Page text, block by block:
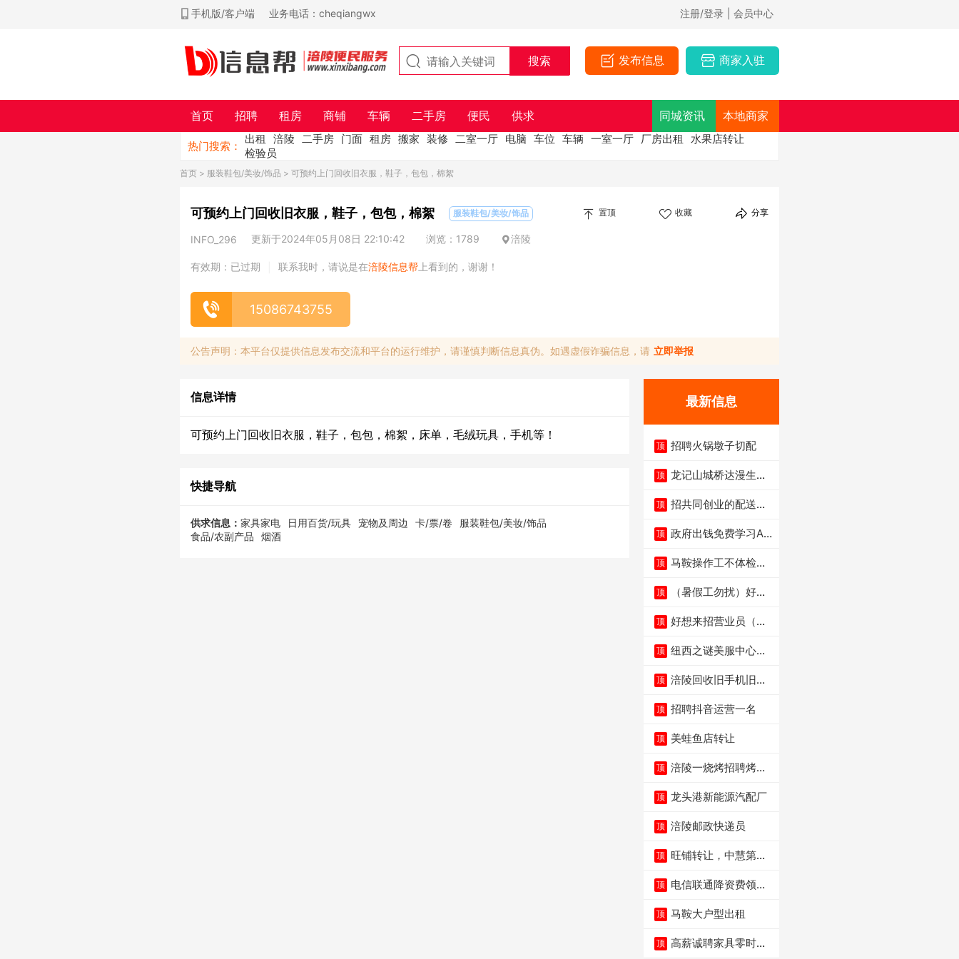
手机版/客户端 业务电话：cheqiangwx 注册/登录 | 会员中心
发布信息 商家入驻
首页 招聘 租房 商铺 车辆 二手房 便民 供求 同城资讯 本地商家
热门搜索：
出租 涪陵 二手房 门面 租房 搬家 装修 二室一厅 电脑 车位 车辆 一室一厅 厂房出租
水果店转让
检验员
首页 > 服装鞋包/美妆/饰品 > 可预约上门回收旧衣服，鞋子，包包，棉絮
可预约上门回收旧衣服，鞋子，包包，棉絮 服装鞋包/美妆/饰品 置顶 收藏 分享
INFO_296 更新于2024年05月08日 22:10:42 浏览：1789 涪陵
有效期：已过期 联系我时，请说是在涪陵信息帮 上看到的，谢谢！
15086743755
公告声明：本平台仅提供信息发布交流和平台的运行维护，请谨慎判断信息真伪。如遇虚假诈骗信息，请 立即举报
信息详情
可预约上门回收旧衣服，鞋子，包包，棉絮，床单，毛绒玩具，手机等！
快捷导航
供求信息： 家具家电 日用百货/玩具 宠物及周边 卡/票/卷
服装鞋包/美妆/饰品
食品/农副产品
烟酒
最新信息
顶 招聘火锅墩子切配
顶 龙记山城桥达漫生活
顶 招共同创业的配送伙
顶 政府出钱免费学习AI
顶 马鞍操作工不体检男
顶
（暑假工勿扰）好想
顶 好想来招营业员（不
顶 纽西之谜美服中心招
顶 涪陵回收旧手机旧电
顶 招聘抖音运营一名
顶 美蛙鱼店转让
顶 涪陵一烧烤招聘烤工
顶 龙头港新能源汽配厂
顶 涪陵邮政快递员
顶 旺铺转让，中慧第一
顶 电信联通降资费领价
顶 马鞍大户型出租
顶 高薪诚聘家具零时促